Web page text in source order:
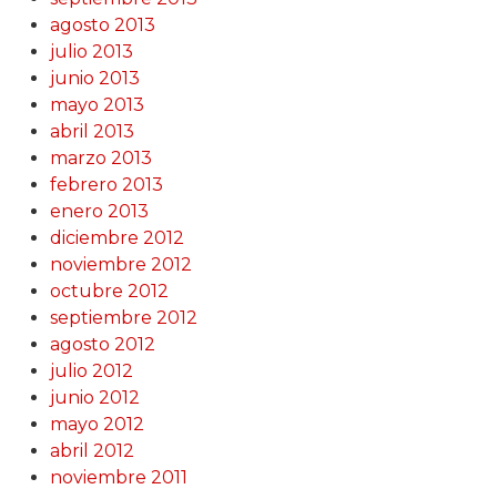
agosto 2013
julio 2013
junio 2013
mayo 2013
abril 2013
marzo 2013
febrero 2013
enero 2013
diciembre 2012
noviembre 2012
octubre 2012
septiembre 2012
agosto 2012
julio 2012
junio 2012
mayo 2012
abril 2012
noviembre 2011